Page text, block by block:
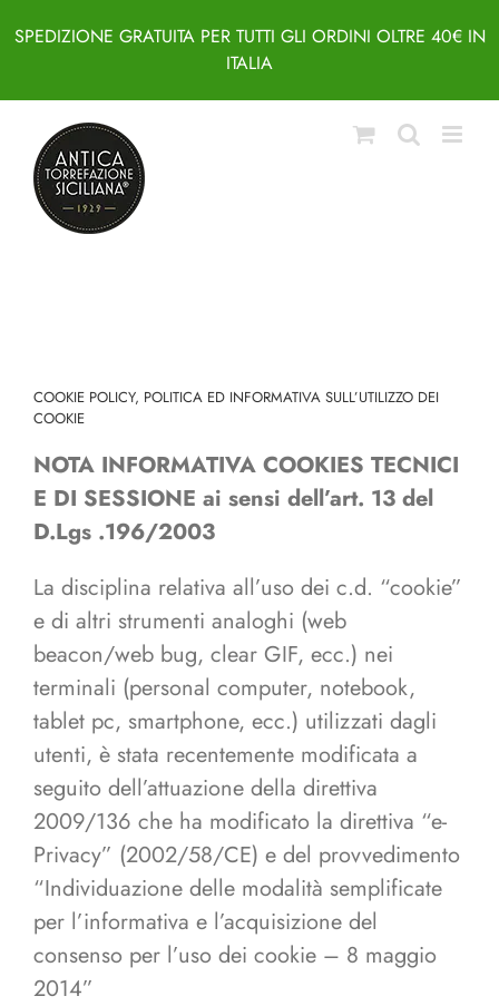
SPEDIZIONE GRATUITA PER TUTTI GLI ORDINI OLTRE 40€ IN
ITALIA
contenuto
COOKIE POLICY, POLITICA ED INFORMATIVA SULL’UTILIZZO DEI
COOKIE
NOTA INFORMATIVA COOKIES TECNICI
E DI SESSIONE ai sensi dell’art. 13 del
D.Lgs .196/2003
La disciplina relativa all’uso dei c.d. “cookie”
e di altri strumenti analoghi (web
beacon/web bug, clear GIF, ecc.) nei
terminali (personal computer, notebook,
tablet pc, smartphone, ecc.) utilizzati dagli
utenti, è stata recentemente modificata a
seguito dell’attuazione della direttiva
2009/136 che ha modificato la direttiva “e-
Privacy” (2002/58/CE) e del provvedimento
“Individuazione delle modalità semplificate
per l’informativa e l’acquisizione del
consenso per l’uso dei cookie – 8 maggio
2014”